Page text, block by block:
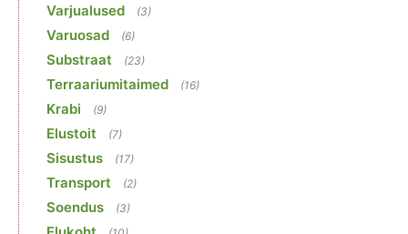
Varjualused (3)
Varuosad (6)
Substraat (23)
Terraariumitaimed (16)
Krabi (9)
Elustoit (7)
Sisustus (17)
Transport (2)
Soendus (3)